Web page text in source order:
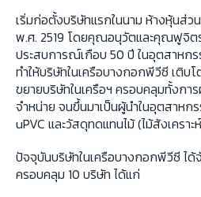
เริ่มก่อตั้งบริษัทแรกในนาม ห้างหุ้นส่ว
พ.ศ. 2519 โดยคุณอนุวัตและคุณฟูจิต
ประสบการณ์เกือบ 50 ปี ในอุตสาห
ทำให้บริษัทในเครือบางกอกพีวีซี เติบ
ขยายบริษัทในเครือฯ ครอบคลุมทั้งกา
จำหน่าย จนขึ้นมาเป็นผู้นำในอุตสาห
uPVC และวัสดุทดแทนไม้ (ไม้สังเคราะ
ปัจจุบันบริษัทในเครือบางกอกพีวีซี ไ
ครอบคลุม 10 บริษัท ได้แก่